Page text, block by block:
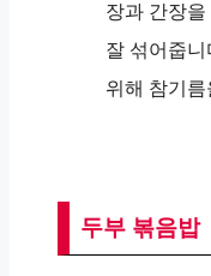
장과 간장
잘 섞어줍니
위해 참기
두부 볶음밥